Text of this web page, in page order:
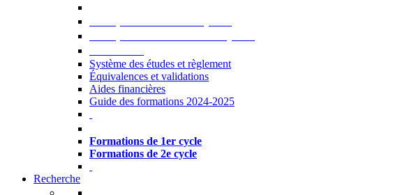
Système des études et règlement
Équivalences et validations
Aides financières
Guide des formations 2024-2025
Formations de 1er cycle
Formations de 2e cycle
Recherche